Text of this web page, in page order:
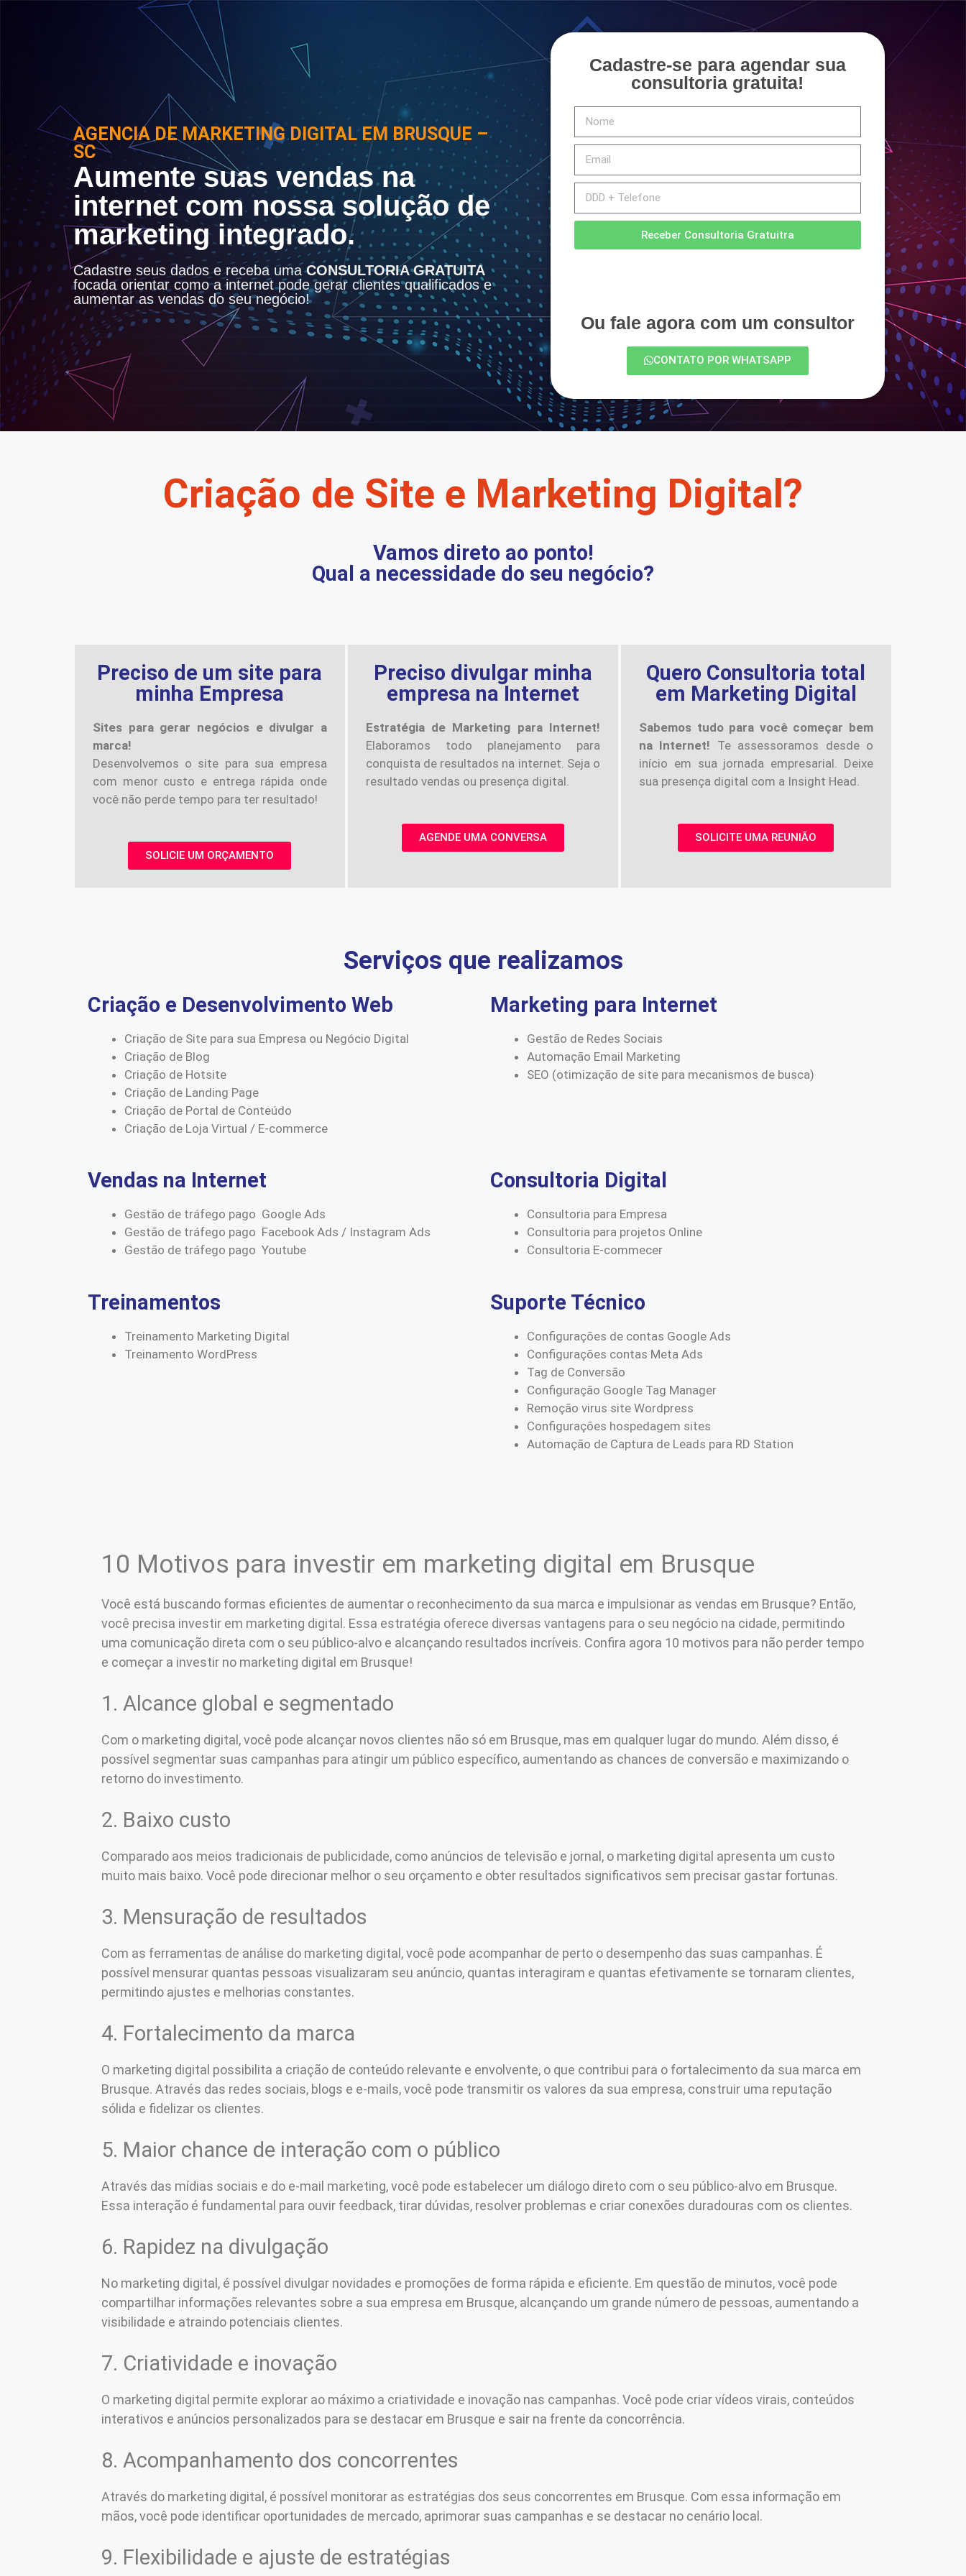
AGENCIA DE MARKETING DIGITAL EM BRUSQUE –
SC
Aumente suas vendas na
internet com nossa solução de
marketing integrado.
Cadastre seus dados e receba umaCONSULTORIA GRATUITA
focada orientar como a internet pode gerar clientes qualificados e
aumentar as vendas do seu negócio!
Cadastre-se para agendar sua
consultoria gratuita!
Receber Consultoria Gratuitra
Ou fale agora com um consultor
CONTATO POR WHATSAPP
Criação de Site e Marketing Digital?
Vamos direto ao ponto!
Qual a necessidade do seu negócio?
Preciso de um site para
minha Empresa
Sites para gerar negócios e divulgar a
marca!
Desenvolvemos o site para sua empresa
com menor custo e entrega rápida onde
você não perde tempo para ter resultado!
SOLICIE UM ORÇAMENTO
Preciso divulgar minha
empresa na Internet
Estratégia de Marketing para Internet!
Elaboramos todo planejamento para
conquista de resultados na internet. Seja o
resultado vendas ou presença digital.
AGENDE UMA CONVERSA
Quero Consultoria total
em Marketing Digital
Sabemos tudo para você começar bem
na Internet! Te assessoramos desde o
início em sua jornada empresarial. Deixe
sua presença digital com a Insight Head.
SOLICITE UMA REUNIÃO
Serviços que realizamos
Criação e Desenvolvimento Web
Criação de Site para sua Empresa ou Negócio Digital
Criação de Blog
Criação de Hotsite
Criação de Landing Page
Criação de Portal de Conteúdo
Criação de Loja Virtual / E-commerce
Marketing para Internet
Gestão de Redes Sociais
Automação Email Marketing
SEO (otimização de site para mecanismos de busca)
Vendas na Internet
Gestão de tráfego pago Google Ads
Gestão de tráfego pago Facebook Ads / Instagram Ads
Gestão de tráfego pago Youtube
Consultoria Digital
Consultoria para Empresa
Consultoria para projetos Online
Consultoria E-commecer
Treinamentos
Treinamento Marketing Digital
Treinamento WordPress
Suporte Técnico
Configurações de contas Google Ads
Configurações contas Meta Ads
Tag de Conversão
Configuração Google Tag Manager
Remoção virus site Wordpress
Configurações hospedagem sites
Automação de Captura de Leads para RD Station
10 Motivos para investir em marketing digital em Brusque
Você está buscando formas eficientes de aumentar o reconhecimento da sua marca e impulsionar as vendas em Brusque? Então,
você precisa investir em marketing digital. Essa estratégia oferece diversas vantagens para o seu negócio na cidade, permitindo
uma comunicação direta com o seu público-alvo e alcançando resultados incríveis. Confira agora 10 motivos para não perder tempo
e começar a investir no marketing digital em Brusque!
1. Alcance global e segmentado
Com o marketing digital, você pode alcançar novos clientes não só em Brusque, mas em qualquer lugar do mundo. Além disso, é
possível segmentar suas campanhas para atingir um público específico, aumentando as chances de conversão e maximizando o
retorno do investimento.
2. Baixo custo
Comparado aos meios tradicionais de publicidade, como anúncios de televisão e jornal, o marketing digital apresenta um custo
muito mais baixo. Você pode direcionar melhor o seu orçamento e obter resultados significativos sem precisar gastar fortunas.
3. Mensuração de resultados
Com as ferramentas de análise do marketing digital, você pode acompanhar de perto o desempenho das suas campanhas. É
possível mensurar quantas pessoas visualizaram seu anúncio, quantas interagiram e quantas efetivamente se tornaram clientes,
permitindo ajustes e melhorias constantes.
4. Fortalecimento da marca
O marketing digital possibilita a criação de conteúdo relevante e envolvente, o que contribui para o fortalecimento da sua marca em
Brusque. Através das redes sociais, blogs e e-mails, você pode transmitir os valores da sua empresa, construir uma reputação
sólida e fidelizar os clientes.
5. Maior chance de interação com o público
Através das mídias sociais e do e-mail marketing, você pode estabelecer um diálogo direto com o seu público-alvo em Brusque.
Essa interação é fundamental para ouvir feedback, tirar dúvidas, resolver problemas e criar conexões duradouras com os clientes.
6. Rapidez na divulgação
No marketing digital, é possível divulgar novidades e promoções de forma rápida e eficiente. Em questão de minutos, você pode
compartilhar informações relevantes sobre a sua empresa em Brusque, alcançando um grande número de pessoas, aumentando a
visibilidade e atraindo potenciais clientes.
7. Criatividade e inovação
O marketing digital permite explorar ao máximo a criatividade e inovação nas campanhas. Você pode criar vídeos virais, conteúdos
interativos e anúncios personalizados para se destacar em Brusque e sair na frente da concorrência.
8. Acompanhamento dos concorrentes
Através do marketing digital, é possível monitorar as estratégias dos seus concorrentes em Brusque. Com essa informação em
mãos, você pode identificar oportunidades de mercado, aprimorar suas campanhas e se destacar no cenário local.
9. Flexibilidade e ajuste de estratégias